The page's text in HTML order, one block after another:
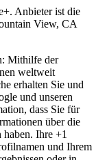
Anbieter ist die
View, CA
Mithilfe der
weltweit
erhalten Sie und
und unseren
dass Sie für
über die
Ihre +1
und Ihrem